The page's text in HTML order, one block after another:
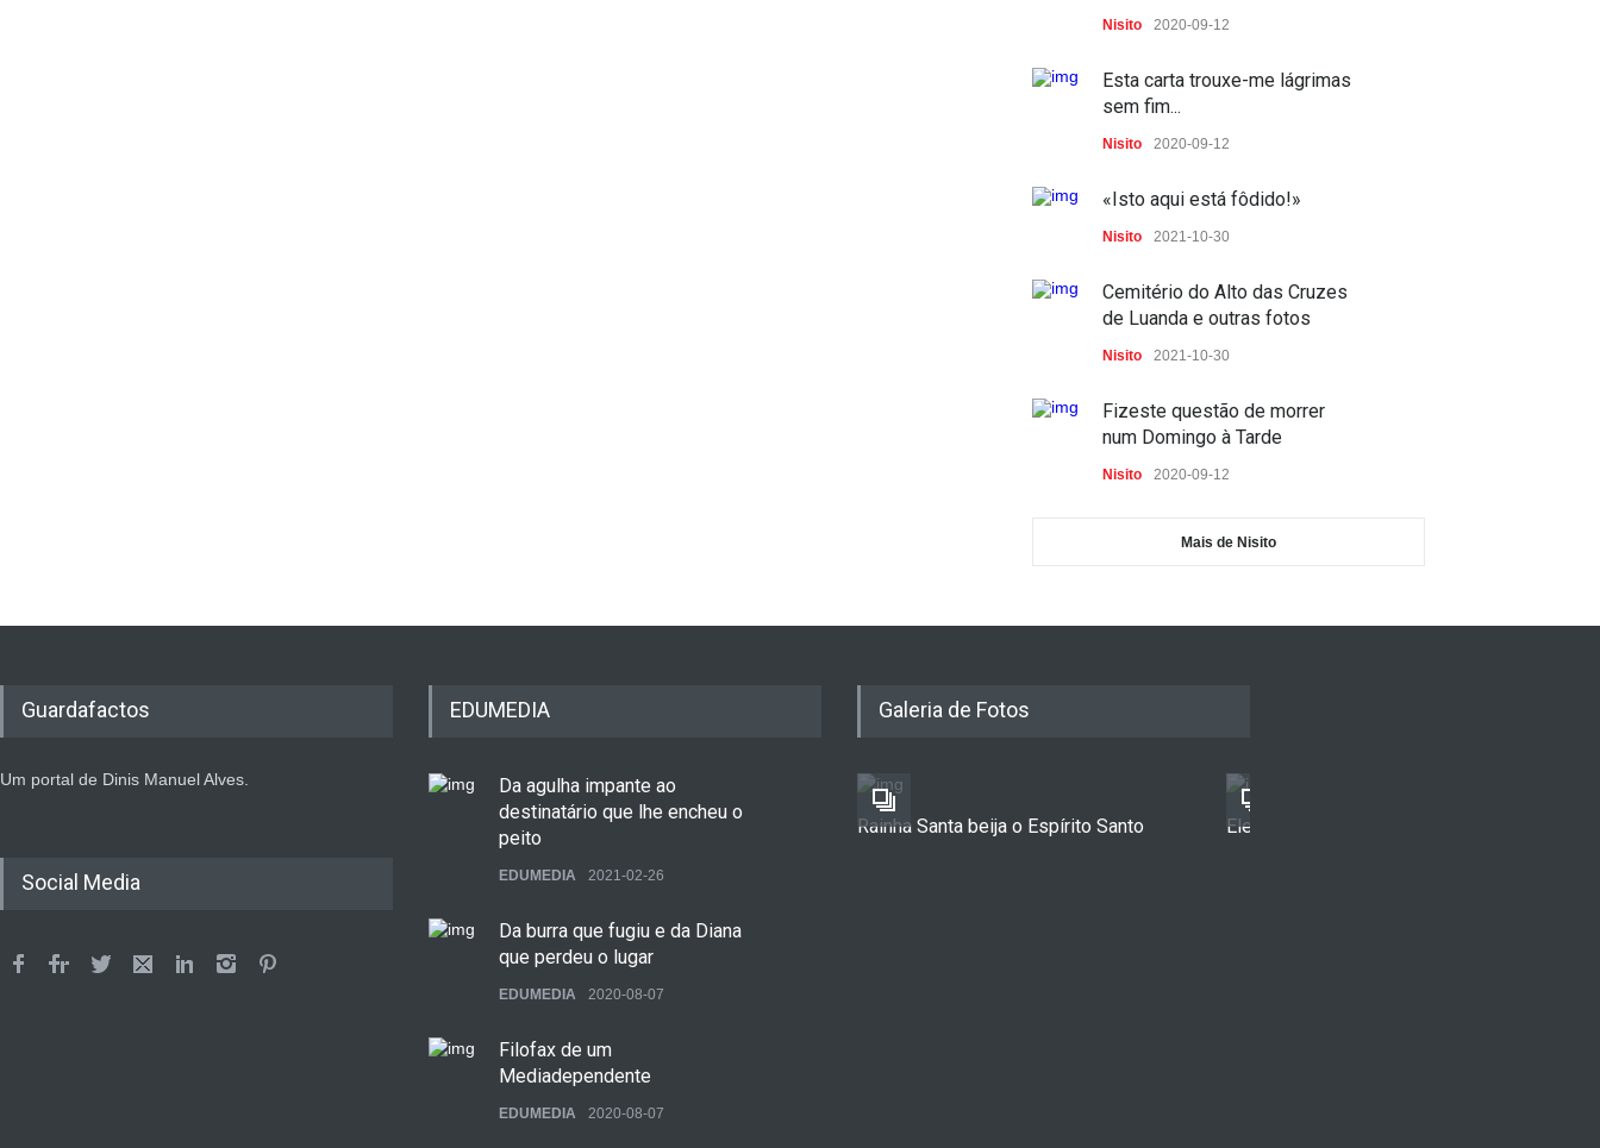
TV 2022-03-03
A Importância do Protocolo
no acto de comunicar
Nisito 2020-09-12
Esta carta trouxe-me lágrimas
sem fim...
Nisito 2020-09-12
«Isto aqui está fôdido!»
Nisito 2021-10-30
Cemitério do Alto das Cruzes
de Luanda e outras fotos
Nisito 2021-10-30
Fizeste questão de morrer
num Domingo à Tarde
Nisito 2020-09-12
Mais de Nisito
Guardafactos
Um portal de Dinis Manuel Alves.
Social Media
EDUMEDIA
Da agulha impante ao
destinatário que lhe encheu o
peito
EDUMEDIA 2021-02-26
Da burra que fugiu e da Diana
que perdeu o lugar
EDUMEDIA 2020-08-07
Filofax de um
Mediadependente
EDUMEDIA 2020-08-07
Galeria de Fotos
Rainha Santa beija o Espírito Santo Ele tinha um sonho...